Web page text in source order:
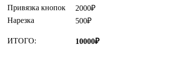
Привязка кнопок
2000₽
Нарезка
500₽
ИТОГО: 10000₽